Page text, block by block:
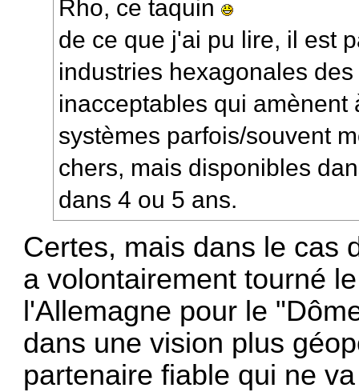
Rho, ce taquin
de ce que j'ai pu lire, il est
industries hexagonales
inacceptables qui amènent
systèmes parfois/souvent
chers, mais disponibles
dans 4 ou 5 ans.
Certes, mais dans le cas
a volontairement tourné
l'Allemagne pour le
dans une vision plus
partenaire fiable qui ne